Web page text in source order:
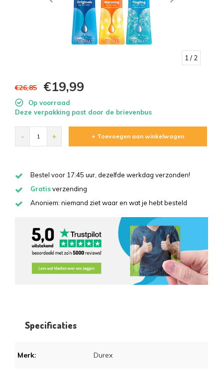
1 / 2
€26,85 €19,99
Op voorraad
Deze verpakking past door de brievenbus
- + + Toevoegen aan winkelwagen
Bestel voor 17:45 uur, dezelfde werkdag verzonden!
Gratisverzending
Anoniem: niemand ziet waar en wat je hebt besteld
Specificaties
Merk: Durex